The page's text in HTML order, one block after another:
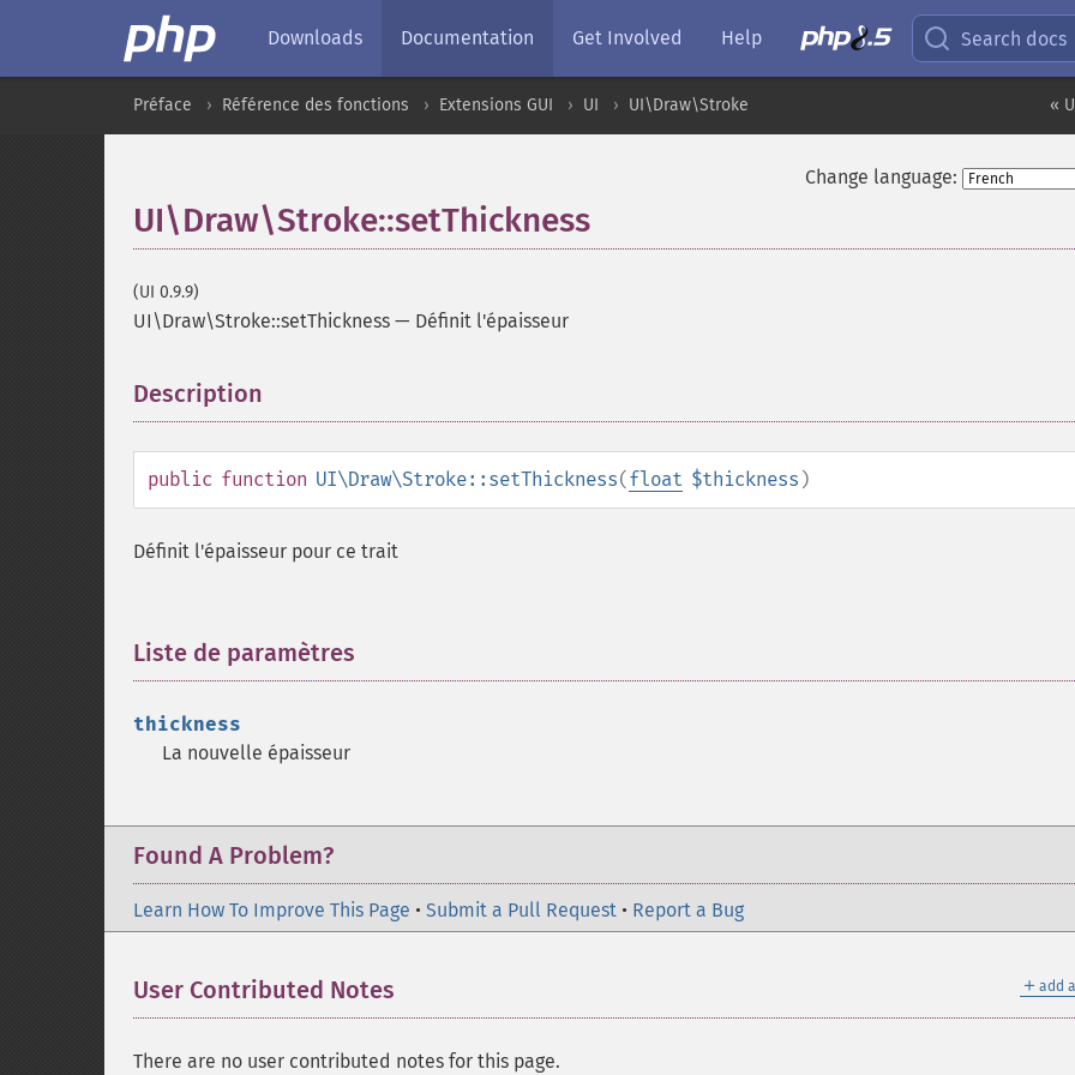
Downloads Documentation Get Involved Help Search docs
«
Préface Référence des fonctions Extensions GUI UI UI\Draw\Stroke
Change language:
UI\Draw\Stroke::setThickness
(UI 0.9.9)
UI\Draw\Stroke::setThickness — Définit l'épaisseur
Description
public function UI\Draw\Stroke::setThickness(float $thickness )
Définit l'épaisseur pour ce trait
Liste de paramètres
thickness
La nouvelle épaisseur
Found A Problem?
Learn How To Improve This Page • Submit a Pull Request • Report a Bug
＋ add
User Contributed Notes
There are no user contributed notes for this page.